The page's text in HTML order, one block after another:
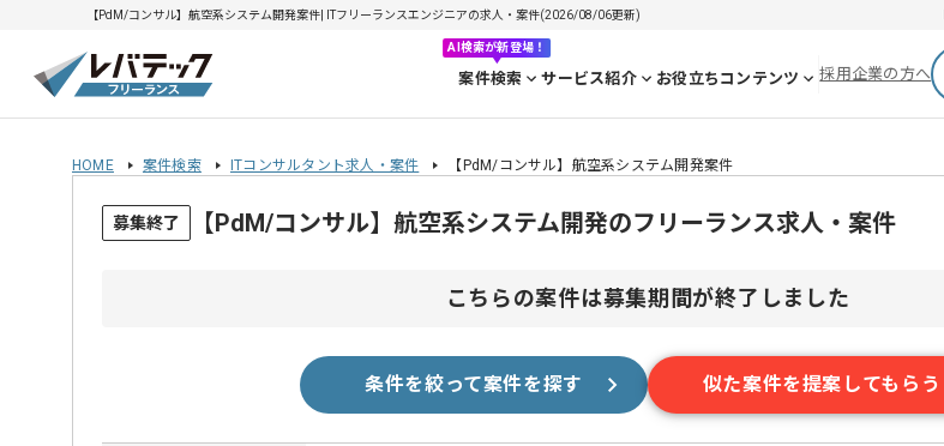
【PdM/コンサル】航空系システム開発案件| ITフリーランスエンジニアの求人・案件(2026/08/06更新)
AI検索が新登場！
案件検索 サービス紹介 お役立ちコンテンツ 採用企業の方へ
HOME 案件検索 ITコンサルタント求人・案件 【PdM/コンサル】航空系システム開発案件
募集終了 【PdM/コンサル】航空系システム開発のフリーランス求人・案件
こちらの案件は募集期間が終了しました
条件を絞って案件を探す 似た案件を提案してもらう